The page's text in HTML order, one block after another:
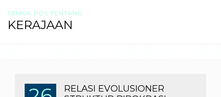
SEMUA POS TENTANG
KERAJAAN
RELASI EVOLUSIONER